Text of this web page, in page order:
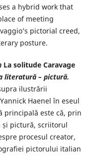
a hybrid work that
of meeting
pictorial creed,
posture.
La solitude Caravage
literatură – pictură.
ilustrării
Haenel în eseul
principală este că, prin
pictură, scriitorul
procesul creator,
pictorului italian